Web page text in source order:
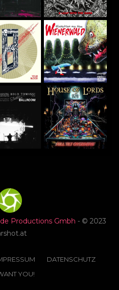
Productions Gmbh - © 2023
DATENSCHUTZ
YOU!